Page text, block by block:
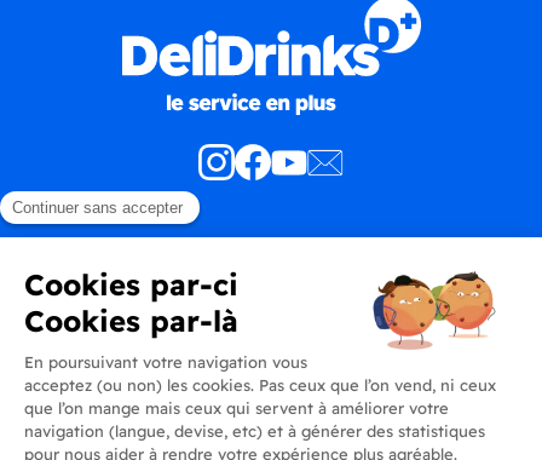
Produits
En savoir plus
Informations